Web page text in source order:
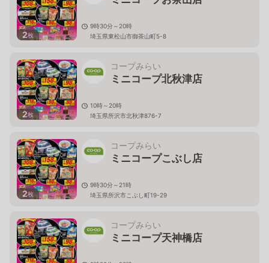
2枚
9時30分～20時
埼玉県東松山市御茶山町5-8
2枚
コープみらい
ミニコープ北秋津店
10時～20時
埼玉県所沢市北秋津876-7
2枚
コープみらい
ミニコープこぶし店
9時30分～21時
埼玉県所沢市こぶし町19-29
コープみらい
ミニコープ天神橋店